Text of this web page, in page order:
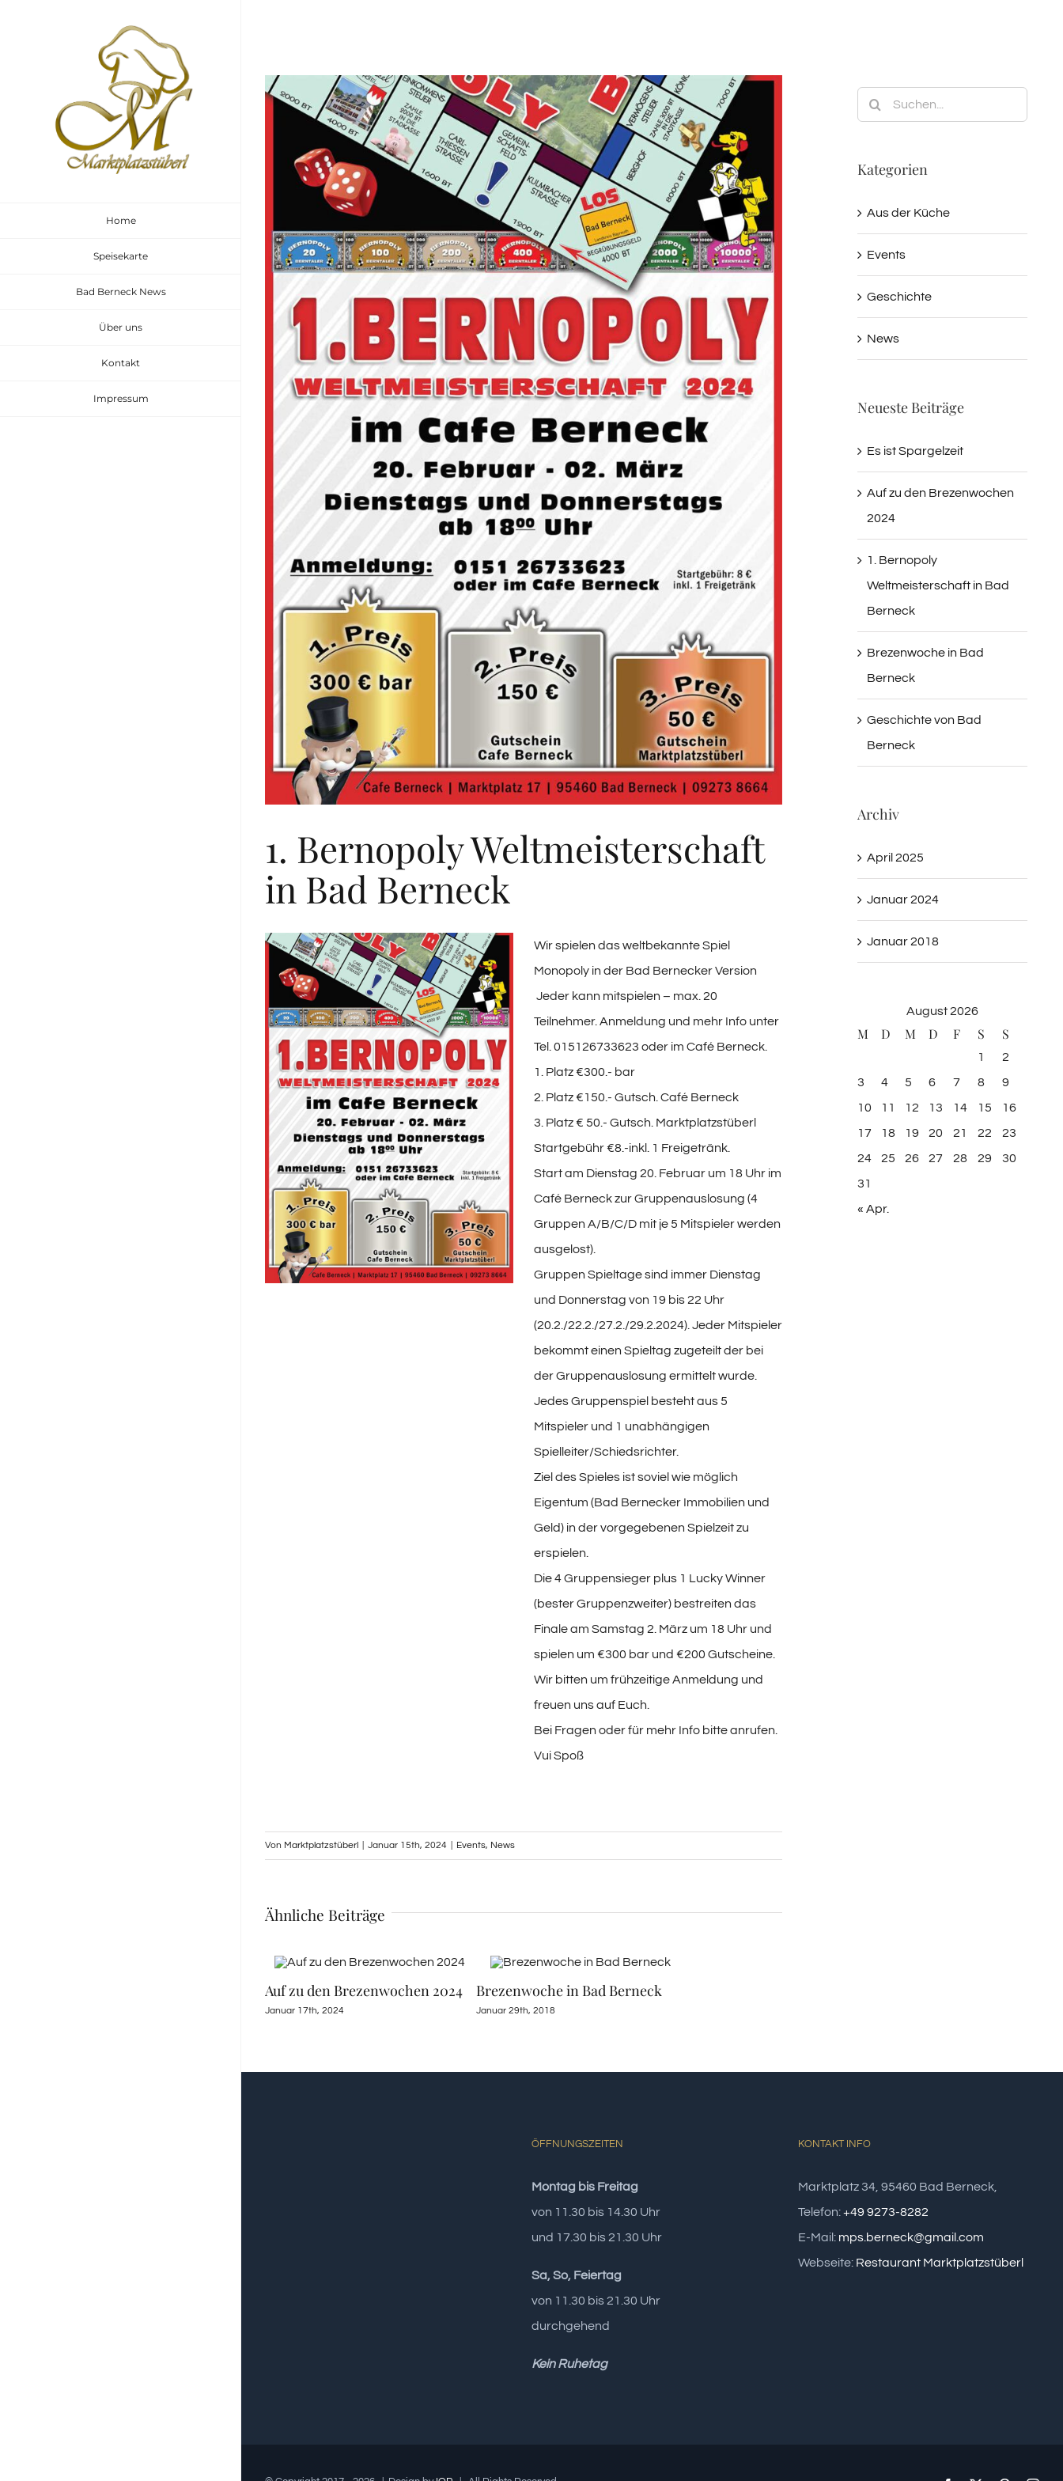
Home
Speisekarte
Bad Berneck News
Über uns
Kontakt
Impressum
Zeige
grösseres
1. Bernopoly Weltmeisterschaft
in Bad Berneck
Wir spielen das weltbekannte Spiel
Monopoly in der Bad Bernecker Version
Jeder kann mitspielen – max. 20
Teilnehmer. Anmeldung und mehr Info unter
Tel. 015126733623 oder im Café Berneck.
1. Platz €300.- bar
2. Platz €150.- Gutsch. Café Berneck
3. Platz € 50.- Gutsch. Marktplatzstüberl
Startgebühr €8.-inkl. 1 Freigetränk.
Start am Dienstag 20. Februar um 18 Uhr im
Café Berneck zur Gruppenauslosung (4
Gruppen A/B/C/D mit je 5 Mitspieler werden
ausgelost).
Gruppen Spieltage sind immer Dienstag
und Donnerstag von 19 bis 22 Uhr
(20.2./22.2./27.2./29.2.2024). Jeder Mitspieler
bekommt einen Spieltag zugeteilt der bei
der Gruppenauslosung ermittelt wurde.
Jedes Gruppenspiel besteht aus 5
Mitspieler und 1 unabhängigen
Spielleiter/Schiedsrichter.
Ziel des Spieles ist soviel wie möglich
Eigentum (Bad Bernecker Immobilien und
Geld) in der vorgegebenen Spielzeit zu
erspielen.
Die 4 Gruppensieger plus 1 Lucky Winner
(bester Gruppenzweiter) bestreiten das
Finale am Samstag 2. März um 18 Uhr und
spielen um €300 bar und €200 Gutscheine.
Wir bitten um frühzeitige Anmeldung und
freuen uns auf Euch.
Bei Fragen oder für mehr Info bitte anrufen.
Vui Spoß
Von Marktplatzstüberl Januar 15th, 2024 Events, News
Ähnliche Beiträge
Auf zu den Brezenwochen 2024
Januar 17th, 2024
Brezenwoche in Bad Berneck
Januar 29th, 2018
Suche
nach:
Kategorien
Aus der Küche
Events
Geschichte
News
Neueste Beiträge
Es ist Spargelzeit
Auf zu den Brezenwochen
2024
1. Bernopoly
Weltmeisterschaft in Bad
Berneck
Brezenwoche in Bad
Berneck
Geschichte von Bad
Berneck
Archiv
April 2025
Januar 2024
Januar 2018
August 2026
M D M D F S S
1
2
3
4 5 6 7 8
9
10
11 12 13 14 15
16
17
18 19 20 21 22
23
24
25 26 27 28 29
30
31
« Apr.
ÖFFNUNGSZEITEN
Montag bis Freitag
von 11.30 bis 14.30 Uhr
und 17.30 bis 21.30 Uhr
Sa, So, Feiertag
von 11.30 bis 21.30 Uhr
durchgehend
Kein Ruhetag
KONTAKT INFO
Marktplatz 34, 95460 Bad Berneck,
Telefon:+49 9273-8282
E-Mail: mps.berneck@gmail.com
Webseite: Restaurant Marktplatzstüberl